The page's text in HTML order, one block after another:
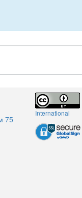
75
International